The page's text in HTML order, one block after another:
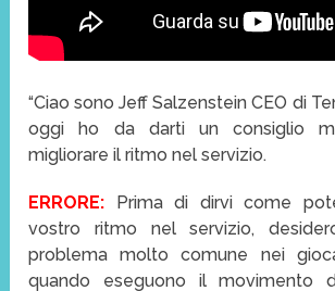
“Ciao sono Jeff Salzenstein CEO di
oggi ho da darti un consiglio
migliorare il ritmo nel servizio.
ERRORE: Prima di dirvi come
vostro ritmo nel servizio,
problema molto comune nei
quando eseguono il movimento